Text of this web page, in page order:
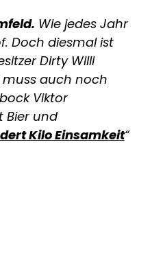
Wie jedes Jahr
Doch diesmal ist
Dirty Willi
muss auch noch
Viktor
Bier und
Kilo Einsamkeit“